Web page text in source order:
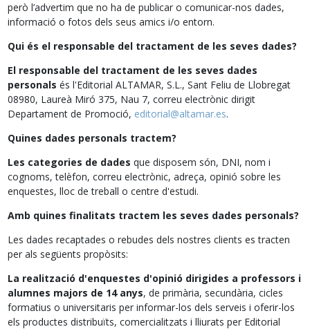
però l’advertim que no ha de publicar o comunicar-nos dades,
informació o fotos dels seus amics i/o entorn.
Qui és el responsable del tractament de les seves dades?
El responsable del tractament de les seves dades
personals és l'Editorial ALTAMAR, S.L., Sant Feliu de Llobregat
08980, Laureà Miró 375, Nau 7, correu electrònic dirigit
Departament de Promoció, editorial@altamar.es.
Quines dades personals tractem?
Les categories de dades que disposem són, DNI, nom i
cognoms, telèfon, correu electrònic, adreça, opinió sobre les
enquestes, lloc de treball o centre d'estudi.
Amb quines finalitats tractem les seves dades personals?
Les dades recaptades o rebudes dels nostres clients es tracten
per als següents propòsits:
La realització d'enquestes d'opinió dirigides a professors i
alumnes majors de 14 anys, de primària, secundària, cicles
formatius o universitaris per informar-los dels serveis i oferir-los
els productes distribuïts, comercialitzats i lliurats per Editorial